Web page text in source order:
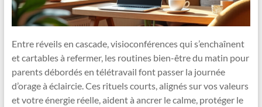
Entre réveils en cascade, visioconférences qui s’enchaînent
et cartables à refermer, les routines bien-être du matin pour
parents débordés en télétravail font passer la journée
d’orage à éclaircie. Ces rituels courts, alignés sur vos valeurs
et votre énergie réelle, aident à ancrer le calme, protéger le